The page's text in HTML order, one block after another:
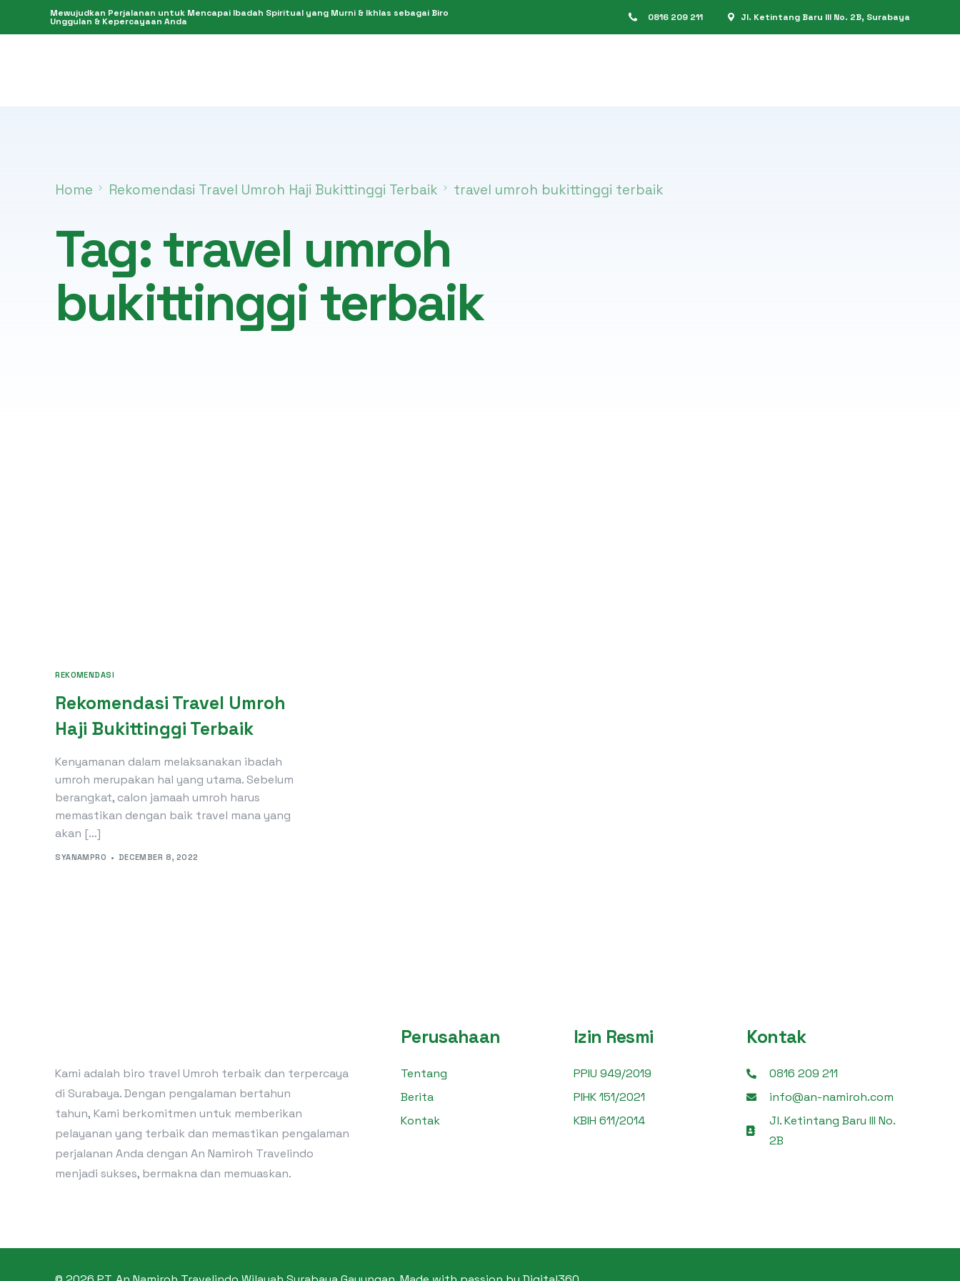
Mewujudkan Perjalanan untuk Mencapai Ibadah Spiritual yang Murni & Ikhlas sebagai Biro
Unggulan & Kepercayaan Anda 0816 209 211 Jl. Ketintang Baru III No. 2B, Surabaya
Umroh Premium
Home Rekomendasi Travel Umroh Haji Bukittinggi Terbaik travel umroh bukittinggi terbaik
Tag:travel umroh
bukittinggi terbaik
REKOMENDASI
Rekomendasi Travel Umroh
Haji Bukittinggi Terbaik
Kenyamanan dalam melaksanakan ibadah
umroh merupakan hal yang utama. Sebelum
berangkat, calon jamaah umroh harus
memastikan dengan baik travel mana yang
akan […]
SYANAMPRO DECEMBER 8, 2022
Kami adalah biro travel Umroh terbaik dan terpercaya
di Surabaya. Dengan pengalaman bertahun
tahun, Kami berkomitmen untuk memberikan
pelayanan yang terbaik dan memastikan pengalaman
perjalanan Anda dengan An Namiroh Travelindo
menjadi sukses, bermakna dan memuaskan.
Perusahaan
Tentang
Berita
Kontak
Izin Resmi
PPIU 949/2019
PIHK 151/2021
KBIH 611/2014
Kontak
0816 209 211
info@an-namiroh.com
Jl. Ketintang Baru III No.
2B